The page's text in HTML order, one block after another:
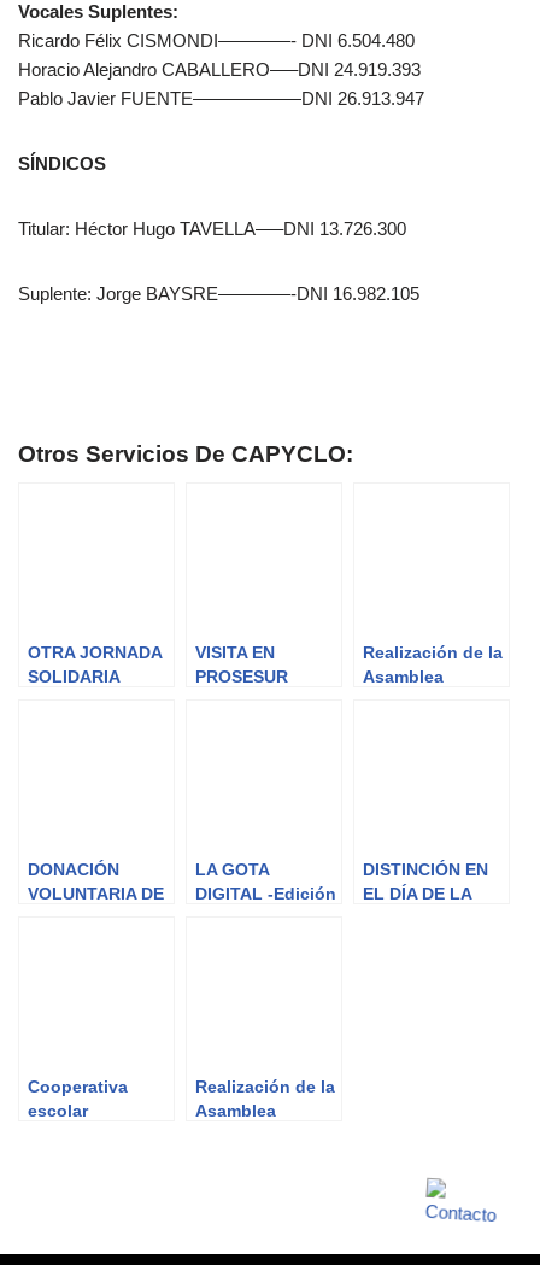
Vocales Suplentes:
Ricardo Félix CISMONDI————- DNI 6.504.480
Horacio Alejandro CABALLERO—–DNI 24.919.393
Pablo Javier FUENTE——————DNI 26.913.947
SÍNDICOS
Titular: Héctor Hugo TAVELLA—–DNI 13.726.300
Suplente: Jorge BAYSRE————-DNI 16.982.105
Otros Servicios De CAPYCLO:
OTRA JORNADA
SOLIDARIA
VISITA EN
PROSESUR
Realización de la
Asamblea
DONACIÓN
VOLUNTARIA DE
LA GOTA
DIGITAL -Edición
DISTINCIÓN EN
EL DÍA DE LA
Cooperativa
escolar
Realización de la
Asamblea